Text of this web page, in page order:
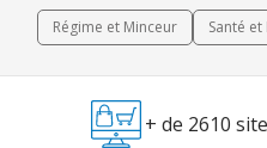
Régime et Minceur Santé
+ de 2610